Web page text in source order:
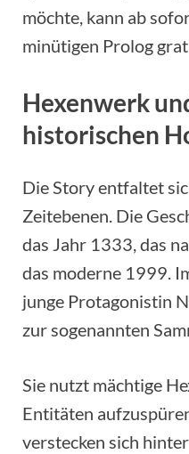
möchte, kann ab
minütigen Prolog
Hexenwerk
historischen
Die Story entfaltet
Zeitebenen. Die
das Jahr 1333, das
das moderne 1999.
junge Protagonistin
zur sogenannten
Sie nutzt mächtige
Entitäten
verstecken sich